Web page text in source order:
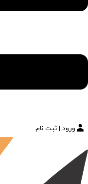
ورود | ثبت نام